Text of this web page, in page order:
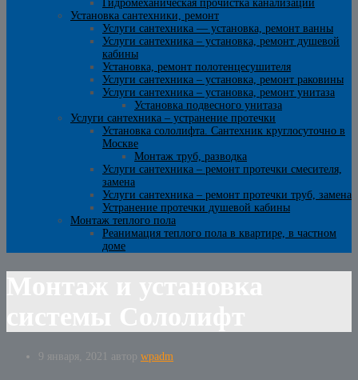
Гидромеханическая прочистка канализации
Установка сантехники, ремонт
Услуги сантехника — установка, ремонт ванны
Услуги сантехника – установка, ремонт душевой
кабины
Установка, ремонт полотенцесушителя
Услуги сантехника – установка, ремонт раковины
Услуги сантехника – установка, ремонт унитаза
Установка подвесного унитаза
Услуги сантехника – устранение протечки
Установка сололифта. Сантехник круглосуточно в
Москве
Монтаж труб, разводка
Услуги сантехника – ремонт протечки смесителя,
замена
Услуги сантехника – ремонт протечки труб, замена
Устранение протечки душевой кабины
Монтаж теплого пола
Реанимация теплого пола в квартире, в частном
доме
9 января, 2021 автор wpadm